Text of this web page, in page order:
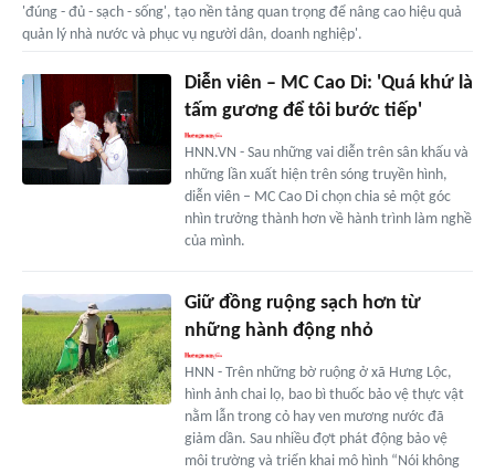
'đúng - đủ - sạch - sống', tạo nền tảng quan trọng để nâng cao hiệu quả
quản lý nhà nước và phục vụ người dân, doanh nghiệp'.
Diễn viên – MC Cao Di: 'Quá khứ là
tấm gương để tôi bước tiếp'
HNN.VN - Sau những vai diễn trên sân khấu và
những lần xuất hiện trên sóng truyền hình,
diễn viên – MC Cao Di chọn chia sẻ một góc
nhìn trưởng thành hơn về hành trình làm nghề
của mình.
Giữ đồng ruộng sạch hơn từ
những hành động nhỏ
HNN - Trên những bờ ruộng ở xã Hưng Lộc,
hình ảnh chai lọ, bao bì thuốc bảo vệ thực vật
nằm lẫn trong cỏ hay ven mương nước đã
giảm dần. Sau nhiều đợt phát động bảo vệ
môi trường và triển khai mô hình “Nói không